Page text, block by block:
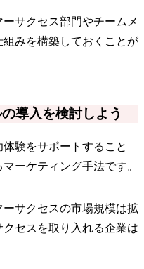
サクセス部門やチームメ
みを構築しておくことが
導入を検討しよう
験をサポートすること
ーケティング手法です。
サクセスの市場規模は拡
セスを取り入れる企業は